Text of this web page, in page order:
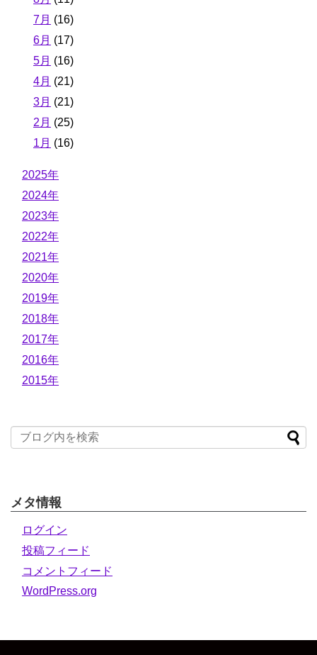
7月 (16)
6月 (17)
5月 (16)
4月 (21)
3月 (21)
2月 (25)
1月 (16)
2025年
2024年
2023年
2022年
2021年
2020年
2019年
2018年
2017年
2016年
2015年
メタ情報
ログイン
投稿フィード
コメントフィード
WordPress.org